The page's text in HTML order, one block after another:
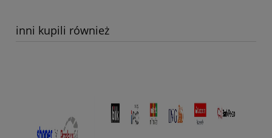
inni kupili również